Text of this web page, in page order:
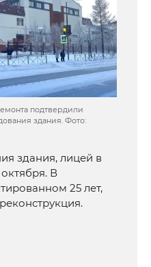
подтвердили
здания. Фото:
здания, лицей в
В
25 лет,